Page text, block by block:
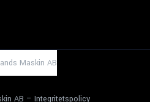
AB – Integritetspolicy